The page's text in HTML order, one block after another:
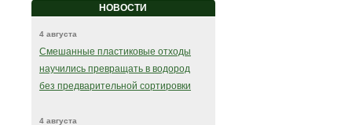
НОВОСТИ
4 августа
Смешанные пластиковые отходы
научились превращать в водород
без предварительной сортировки
4 августа